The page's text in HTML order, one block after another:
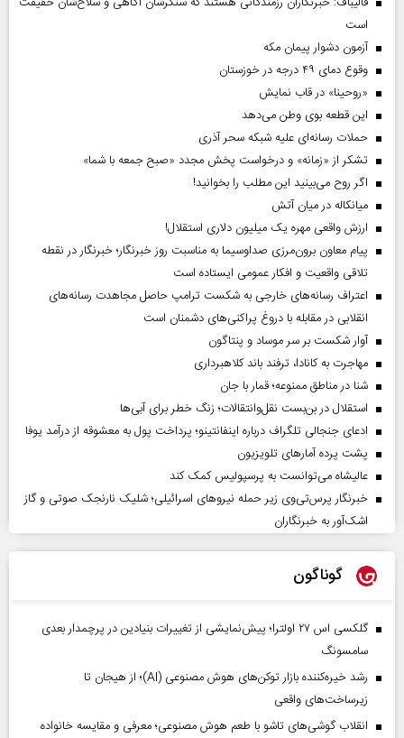
است
آزمون دشوار پیمان مکه
وقوع دمای ۴۹ درجه در خوزستان
«روحینا» در قاب نمایش
این قطعه بوی وطن می‌دهد
حملات رسانه‌ای علیه شبکه سحر آذری
تشکر از «زمانه» و درخواست پخش مجدد «صبح جمعه با شما»
اگر روح می‌بینید این مطلب را بخوانید!
میانکاله در میان آتش
ارزش واقعی مهره یک میلیون دلاری استقلال!
پیام معاون برون‌مرزی صداوسیما به مناسبت روز خبرنگار؛ خبرنگار در نقطه
تلاقی واقعیت و افکار عمومی ایستاده است
اعتراف رسانه‌های خارجی به شکست ترامپ حاصل مجاهدت رسانه‌های
انقلابی در مقابله با دروغ پراکنی‌های دشمنان است
آوار شکست بر سر موساد و پنتاگون
مهاجرت به کانادا، ترفند باند کلاهبرداری
شنا در مناطق ممنوعه؛ قمار با جان
استقلال در بن‌بست نقل‌وانتقالات؛ زنگ خطر برای آبی‌ها
ادعای جنجالی تلگراف درباره اینفانتینو؛ پرداخت پول به معشوقه از درآمد یوفا
پشت پرده آمارهای تلویزیون
عالیشاه می‌توانست به پرسپولیس کمک کند
خبرنگار پرس‌تی‌وی زیر حمله نیروهای اسرائیلی؛ شلیک نارنجک صوتی و گاز
اشک‌آور به خبرنگاران
گوناگون
گلکسی اس ۲۷ اولترا؛ پیش‌نمایشی از تغییرات بنیادین در پرچمدار بعدی
سامسونگ
رشد خیره‌کننده بازار توکن‌های هوش مصنوعی (AI)؛ از هیجان تا
زیرساخت‌های واقعی
انقلاب گوشی‌های تاشو‌ با طعم هوش مصنوعی؛ معرفی و مقایسه خانواده